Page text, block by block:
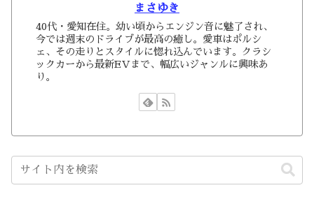
まさゆき
40代・愛知在住。幼い頃からエンジン音に魅了され、
今では週末のドライブが最高の癒し。愛車はポルシ
ェ、その走りとスタイルに惚れ込んでいます。クラシ
ックカーから最新EVまで、幅広いジャンルに興味あ
り。